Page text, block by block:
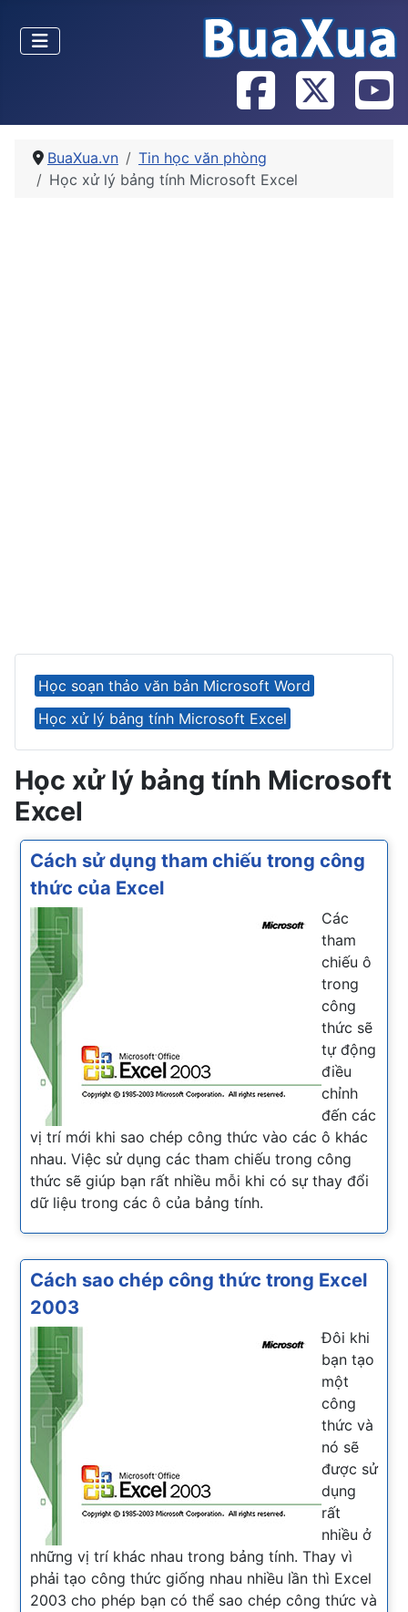
BuaXua.vn
Tin học văn phòng
Học xử lý bảng tính Microsoft Excel
Học soạn thảo văn bản Microsoft Word
Học xử lý bảng tính Microsoft Excel
Học xử lý bảng tính Microsoft
Excel
Cách sử dụng tham chiếu trong công
thức của Excel
Các
tham
chiếu ô
trong
công
thức sẽ
tự động
điều
chỉnh
đến các
vị trí mới khi sao chép công thức vào các ô khác
nhau. Việc sử dụng các tham chiếu trong công
thức sẽ giúp bạn rất nhiều mỗi khi có sự thay đổi
dữ liệu trong các ô của bảng tính.
Cách sao chép công thức trong Excel
2003
Đôi khi
bạn tạo
một
công
thức và
nó sẽ
được sử
dụng
rất
nhiều ở
những vị trí khác nhau trong bảng tính. Thay vì
phải tạo công thức giống nhau nhiều lần thì Excel
2003 cho phép bạn có thể sao chép công thức và